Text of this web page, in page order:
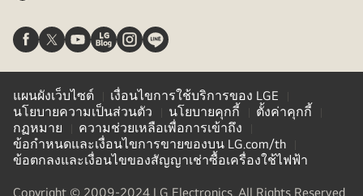
แผนผังเว็บไซต์
เงื่อนไขการใช้บริการของ LGE
นโยบายความเป็นส่วนตัว
นโยบายคุกกี้
ตั้งค่าคุกกี้
กฏหมาย
ความช่วยเหลือเพื่อการเข้าถึง
ข้อกําหนดและเงื่อนไขการขายของบน LG.com/th
ข้อตกลงและเงื่อนไขของสัญญาเช่าซื้อเครื่องใช้ไฟฟ้า
Copyright © 2009-2024 LG Electronics. All Rights Reserved